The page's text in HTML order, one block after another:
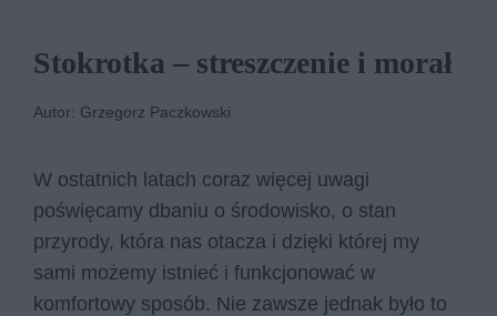
Stokrotka – streszczenie i morał
Autor: Grzegorz Paczkowski
W ostatnich latach coraz więcej uwagi
poświęcamy dbaniu o środowisko, o stan
przyrody, która nas otacza i dzięki której my
sami możemy istnieć i funkcjonować w
komfortowy sposób. Nie zawsze jednak było to